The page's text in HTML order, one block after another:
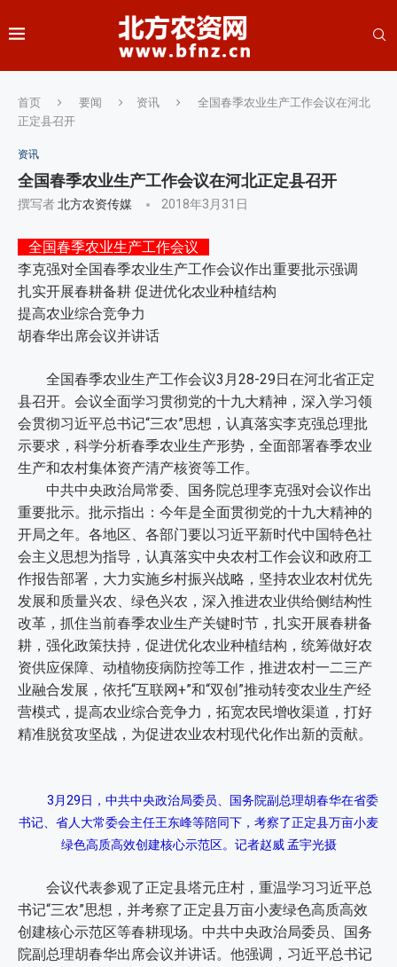
首页 要闻 资讯
全国春季农业生产工作会议在河北
正定县召开
资讯
全国春季农业生产工作会议在河北正定县召开
撰写者北方农资传媒 2018年3月31日
全国春季农业生产工作会议
李克强对全国春季农业生产工作会议作出重要批示强调
扎实开展春耕备耕 促进优化农业种植结构
提高农业综合竞争力
胡春华出席会议并讲话
全国春季农业生产工作会议3月28-29日在河北省正定
县召开。会议全面学习贯彻党的十九大精神，深入学习领
会贯彻习近平总书记“三农”思想，认真落实李克强总理批
示要求，科学分析春季农业生产形势，全面部署春季农业
生产和农村集体资产清产核资等工作。
中共中央政治局常委、国务院总理李克强对会议作出
重要批示。批示指出：今年是全面贯彻党的十九大精神的
开局之年。各地区、各部门要以习近平新时代中国特色社
会主义思想为指导，认真落实中央农村工作会议和政府工
作报告部署，大力实施乡村振兴战略，坚持农业农村优先
发展和质量兴农、绿色兴农，深入推进农业供给侧结构性
改革，抓住当前春季农业生产关键时节，扎实开展春耕备
耕，强化政策扶持，促进优化农业种植结构，统筹做好农
资供应保障、动植物疫病防控等工作，推进农村一二三产
业融合发展，依托“互联网+”和“双创”推动转变农业生产经
营模式，提高农业综合竞争力，拓宽农民增收渠道，打好
精准脱贫攻坚战，为促进农业农村现代化作出新的贡献。
3月29日，中共中央政治局委员、国务院副总理胡春华在省委
书记、省人大常委会主任王东峰等陪同下，考察了正定县万亩小麦
绿色高质高效创建核心示范区。记者赵威 孟宇光摄
会议代表参观了正定县塔元庄村，重温学习习近平总
书记“三农”思想，并考察了正定县万亩小麦绿色高质高效
创建核心示范区等春耕现场。中共中央政治局委员、国务
院副总理胡春华出席会议并讲话。他强调，习近平总书记